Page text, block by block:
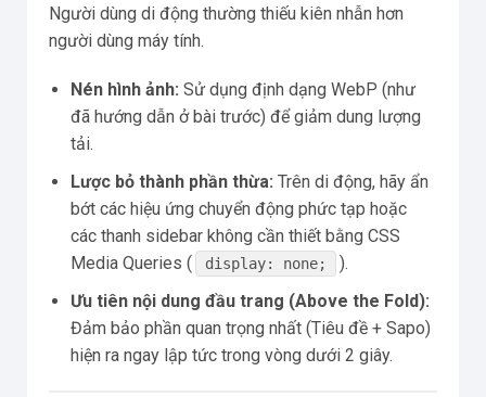
Người dùng di động thường thiếu kiên nhẫn hơn
người dùng máy tính.
Nén hình ảnh: Sử dụng định dạng WebP (như
đã hướng dẫn ở bài trước) để giảm dung lượng
tải.
Lược bỏ thành phần thừa: Trên di động, hãy ẩn
bớt các hiệu ứng chuyển động phức tạp hoặc
các thanh sidebar không cần thiết bằng CSS
Media Queries (
display: none;
).
Ưu tiên nội dung đầu trang (Above the Fold):
Đảm bảo phần quan trọng nhất (Tiêu đề + Sapo)
hiện ra ngay lập tức trong vòng dưới 2 giây.